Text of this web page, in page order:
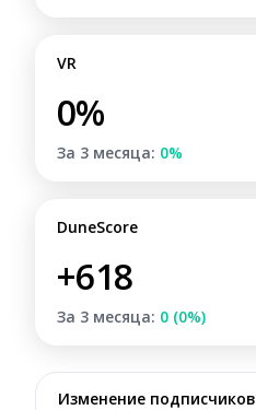
VR
0%
За 3 месяца: 0%
DuneScore
+618
За 3 месяца: 0 (0%)
Изменение подписчиков